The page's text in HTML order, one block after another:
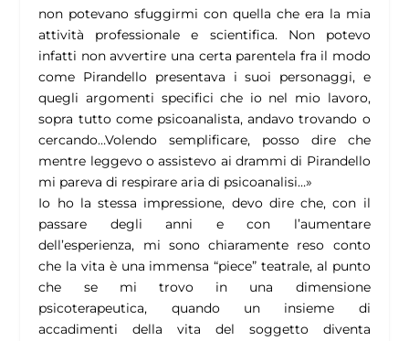
non potevano sfuggirmi con quella che era la mia
attività professionale e scientifica. Non potevo
infatti non avvertire una certa parentela fra il modo
come Pirandello presentava i suoi personaggi, e
quegli argomenti specifici che io nel mio lavoro,
sopra tutto come psicoanalista, andavo trovando o
cercando…Volendo semplificare, posso dire che
mentre leggevo o assistevo ai drammi di Pirandello
mi pareva di respirare aria di psicoanalisi…»
Io ho la stessa impressione, devo dire che, con il
passare degli anni e con l’aumentare
dell’esperienza, mi sono chiaramente reso conto
che la vita è una immensa “piece” teatrale, al punto
che se mi trovo in una dimensione
psicoterapeutica, quando un insieme di
accadimenti della vita del soggetto diventa